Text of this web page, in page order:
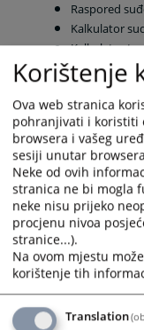
Raspored
Kalkulator
Kalkulator
Uvjerenja o
Adresar
Adresar
Adresar
Registri
Sve aktivnosti imaju za
kvalitetnije elektronske
Korištenje
Ova web stranica
pohranjivati i koristiti
browsera i vašeg
sesiji unutar
Neke od ovih
stranica ne bi mogla
neke nisu prijeko
procjenu nivoa
stranice...).
Na ovom mjestu
korištenje tih
Translation